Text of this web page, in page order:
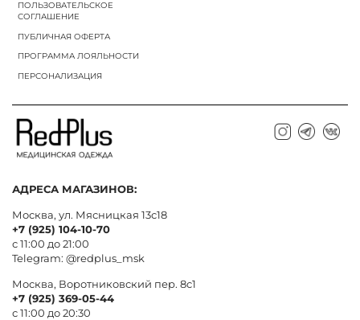
ПОЛЬЗОВАТЕЛЬСКОЕ
СОГЛАШЕНИЕ
ПУБЛИЧНАЯ ОФЕРТА
ПРОГРАММА ЛОЯЛЬНОСТИ
ПЕРСОНАЛИЗАЦИЯ
АДРЕСА МАГАЗИНОВ:
Москва, ул. Мясницкая 13с18
+7 (925) 104-10-70
с 11:00 до 21:00
Telegram: @redplus_msk
Москва, Воротниковский пер. 8c1
+7 (925) 369-05-44
с 11:00 до 20:30